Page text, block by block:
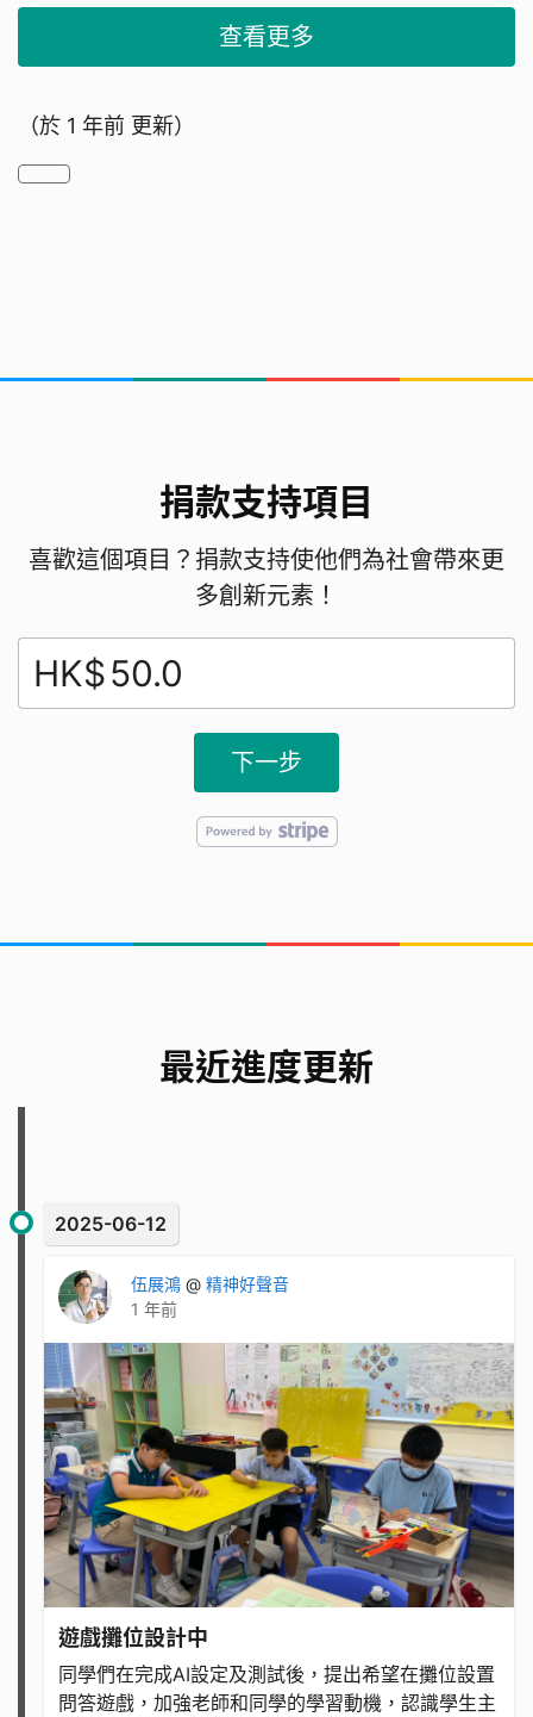
：AI工程師與心理專業顧問，協助開發
符合需求的對話系統。
活動順利落地。
資金與物資
我們是誰
新」能改變社會。透過學生視角設計活動，我們希望
讓師長聽見孩子的心聲，並推動更多人正視精神健康
的重要性。
查看更多
（於 1 年前 更新）
捐款支持項目
喜歡這個項目？捐款支持使他們為社會帶來更
多創新元素！
HK$
下一步
最近進度更新
2025-06-12
伍展鴻 @ 精神好聲音
1 年前
遊戲攤位設計中
同學們在完成AI設定及測試後，提出希望在攤位設置
問答遊戲，加強老師和同學的學習動機，認識學生主